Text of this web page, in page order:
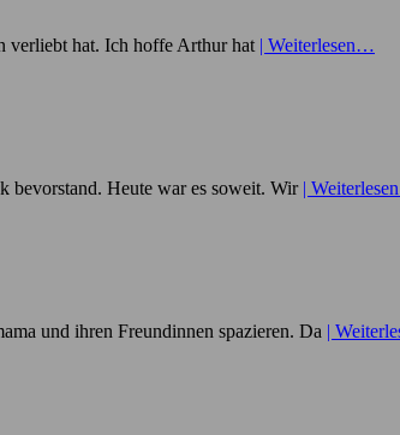
verliebt hat. Ich hoffe Arthur hat | Weiterlesen…
bevorstand. Heute war es soweit. Wir |
und ihren Freundinnen spazieren. Da |